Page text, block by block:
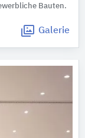
Bauten.
Galerie